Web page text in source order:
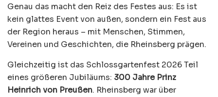
Genau das macht den Reiz des Festes aus: Es ist
kein glattes Event von außen, sondern ein Fest aus
der Region heraus – mit Menschen, Stimmen,
Vereinen und Geschichten, die Rheinsberg prägen.
Gleichzeitig ist das Schlossgartenfest 2026 Teil
eines größeren Jubiläums: 300 Jahre Prinz
Heinrich von Preußen. Rheinsberg war über